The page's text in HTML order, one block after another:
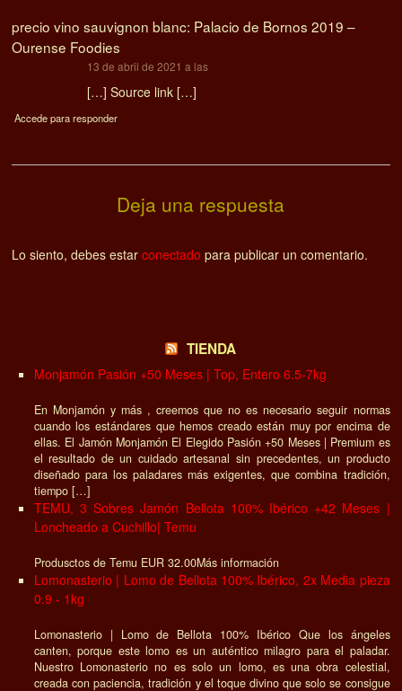
precio vino sauvignon blanc: Palacio de Bornos 2019 –
Ourense Foodies
13 de abril de 2021 a las
[…] Source link […]
Accede para responder
Deja una respuesta
Lo siento, debes estarconectado para publicar un comentario.
TIENDA
Monjamón Pasión +50 Meses | Top, Entero 6.5-7kg
En Monjamón y más , creemos que no es necesario seguir normas
cuando los estándares que hemos creado están muy por encima de
ellas. El Jamón Monjamón El Elegido Pasión +50 Meses | Premium es
el resultado de un cuidado artesanal sin precedentes, un producto
diseñado para los paladares más exigentes, que combina tradición,
tiempo […]
TEMU, 3 Sobres Jamón Bellota 100% Ibérico +42 Meses |
Loncheado a Cuchillo| Temu
Produsctos de Temu EUR 32.00Más información
Lomonasterio | Lomo de Bellota 100% Ibérico, 2x Media pieza
0.9 - 1kg
Lomonasterio | Lomo de Bellota 100% Ibérico Que los ángeles
canten, porque este lomo es un auténtico milagro para el paladar.
Nuestro Lomonasterio no es solo un lomo, es una obra celestial,
creada con paciencia, tradición y el toque divino que solo se consigue